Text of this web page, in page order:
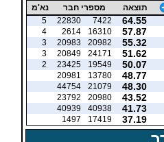
תוצאה מספרי חבר נא'מ
64.55
7422
22830
5
57.87
16310
2614
4
55.32
20982
20983
3
51.62
24171
20849
3
50.07
19549
23425
2
48.77
13780
20981
48.30
21079
44754
43.52
20980
23792
41.73
40938
40939
37.19
17419
1497